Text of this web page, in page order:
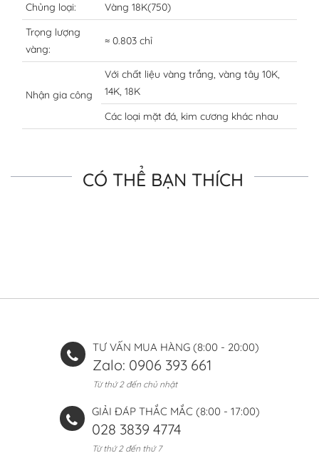
Chủng loại:
Vàng 18K(750)
Trọng lượng
vàng:
≈ 0.803 chỉ
Nhận gia công
Với chất liệu vàng trắng, vàng tây 10K,
14K, 18K
Các loại mặt đá, kim cương khác nhau
CÓ THỂ BẠN THÍCH
TƯ VẤN MUA HÀNG (8:00 - 20:00)
Zalo: 0906 393 661
Từ thứ 2 đến chủ nhật
GIẢI ĐÁP THẮC MẮC (8:00 - 17:00)
028 3839 4774
Từ thứ 2 đến thứ 7